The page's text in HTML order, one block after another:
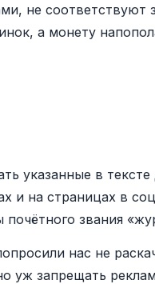
не
а монету
указанные в
и на страницах в
звания
нас не
уж запрещать